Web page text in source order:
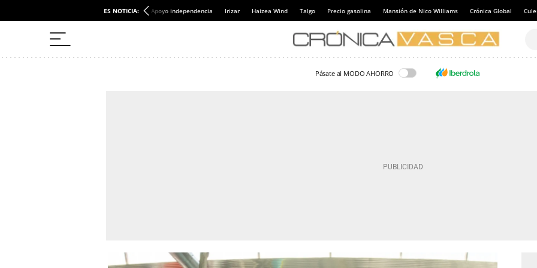
ES NOTICIA: Apoyo independencia Irizar Haizea Wind Talgo Precio gasolina Mansión de Nico Williams Crónica Global
Pásate al MODO AHORRO